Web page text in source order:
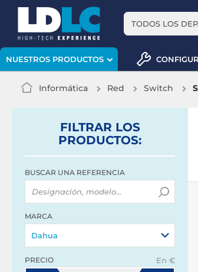
TODOS LOS
NUESTROS PRODUCTOS
Informática Red Switch
FILTRAR LOS
PRODUCTOS:
BUSCAR UNA REFERENCIA
MARCA
Dahua
PRECIO En €